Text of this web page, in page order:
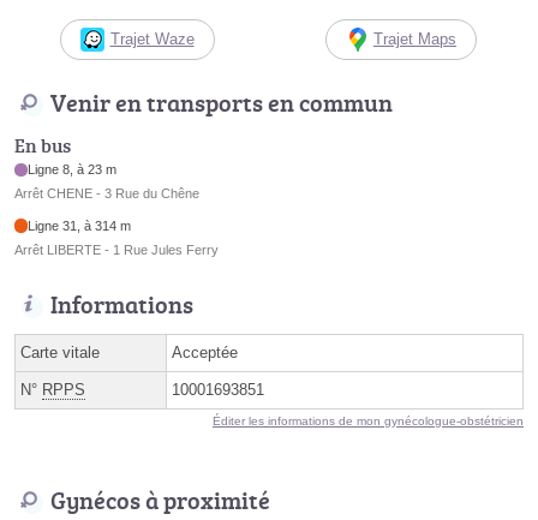
Trajet Waze Trajet Maps
Venir en transports en commun
En bus
Ligne 8, à 23 m
Arrêt CHENE - 3 Rue du Chêne
Ligne 31, à 314 m
Arrêt LIBERTE - 1 Rue Jules Ferry
Informations
Carte vitale Acceptée
N° RPPS 10001693851
Éditer les informations de mon gynécologue-obstétricien
Gynécos à proximité